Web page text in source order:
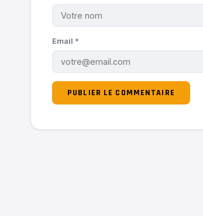
Email *